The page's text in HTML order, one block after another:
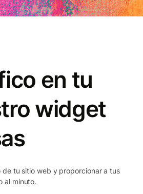
en tu
widget
tu sitio web y proporcionar a tus
al minuto.